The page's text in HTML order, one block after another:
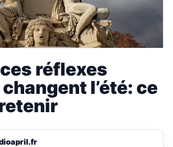
réflexes
l’été: ce